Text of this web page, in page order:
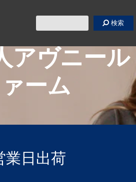
検索
アヴニール
ーム
業日出荷